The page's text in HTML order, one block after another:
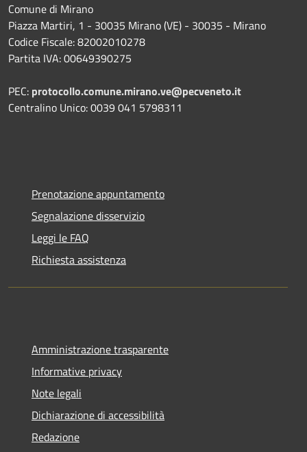
Comune di Mirano
Piazza Martiri, 1 - 30035 Mirano (VE) - 30035 - Mirano
Codice Fiscale: 82002010278
Partita IVA: 00649390275
PEC: protocollo.comune.mirano.ve@pecveneto.it
Centralino Unico: 0039 041 5798311
Prenotazione appuntamento
Segnalazione disservizio
Leggi le FAQ
Richiesta assistenza
Amministrazione trasparente
Informative privacy
Note legali
Dichiarazione di accessibilità
Redazione